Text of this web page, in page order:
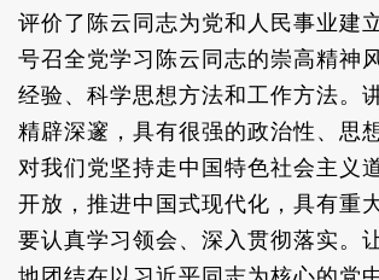
评价了陈云同志为党和人民事业建
号召全党学习陈云同志的崇高精神
经验、科学思想方法和工作方法。
精辟深邃，具有很强的政治性、思
对我们党坚持走中国特色社会主义
开放，推进中国式现代化，具有重
要认真学习领会、深入贯彻落实。